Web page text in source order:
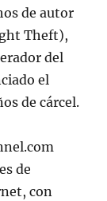
de autor
Theft),
del
el
de cárcel.
de
con